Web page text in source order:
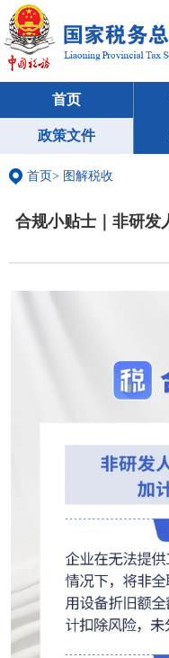
首页
政策文件
首页> 图解税收
合规小贴士｜非研发